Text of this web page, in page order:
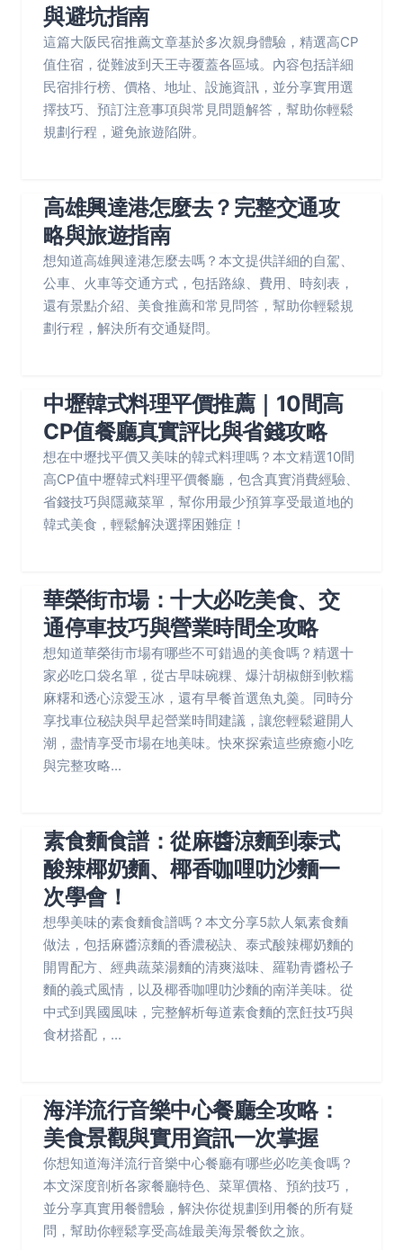
與避坑指南
這篇大阪民宿推薦文章基於多次親身體驗，精選高CP
值住宿，從難波到天王寺覆蓋各區域。內容包括詳細
民宿排行榜、價格、地址、設施資訊，並分享實用選
擇技巧、預訂注意事項與常見問題解答，幫助你輕鬆
規劃行程，避免旅遊陷阱。
高雄興達港怎麼去？完整交通攻
略與旅遊指南
想知道高雄興達港怎麼去嗎？本文提供詳細的自駕、
公車、火車等交通方式，包括路線、費用、時刻表，
還有景點介紹、美食推薦和常見問答，幫助你輕鬆規
劃行程，解決所有交通疑問。
中壢韓式料理平價推薦｜10間高
CP值餐廳真實評比與省錢攻略
想在中壢找平價又美味的韓式料理嗎？本文精選10間
高CP值中壢韓式料理平價餐廳，包含真實消費經驗、
省錢技巧與隱藏菜單，幫你用最少預算享受最道地的
韓式美食，輕鬆解決選擇困難症！
華榮街市場：十大必吃美食、交
通停車技巧與營業時間全攻略
想知道華榮街市場有哪些不可錯過的美食嗎？精選十
家必吃口袋名單，從古早味碗粿、爆汁胡椒餅到軟糯
麻糬和透心涼愛玉冰，還有早餐首選魚丸羹。同時分
享找車位秘訣與早起營業時間建議，讓您輕鬆避開人
潮，盡情享受市場在地美味。快來探索這些療癒小吃
與完整攻略...
素食麵食譜：從麻醬涼麵到泰式
酸辣椰奶麵、椰香咖哩叻沙麵一
次學會！
想學美味的素食麵食譜嗎？本文分享5款人氣素食麵
做法，包括麻醬涼麵的香濃秘訣、泰式酸辣椰奶麵的
開胃配方、經典蔬菜湯麵的清爽滋味、羅勒青醬松子
麵的義式風情，以及椰香咖哩叻沙麵的南洋美味。從
中式到異國風味，完整解析每道素食麵的烹飪技巧與
食材搭配，...
海洋流行音樂中心餐廳全攻略：
美食景觀與實用資訊一次掌握
你想知道海洋流行音樂中心餐廳有哪些必吃美食嗎？
本文深度剖析各家餐廳特色、菜單價格、預約技巧，
並分享真實用餐體驗，解決你從規劃到用餐的所有疑
問，幫助你輕鬆享受高雄最美海景餐飲之旅。